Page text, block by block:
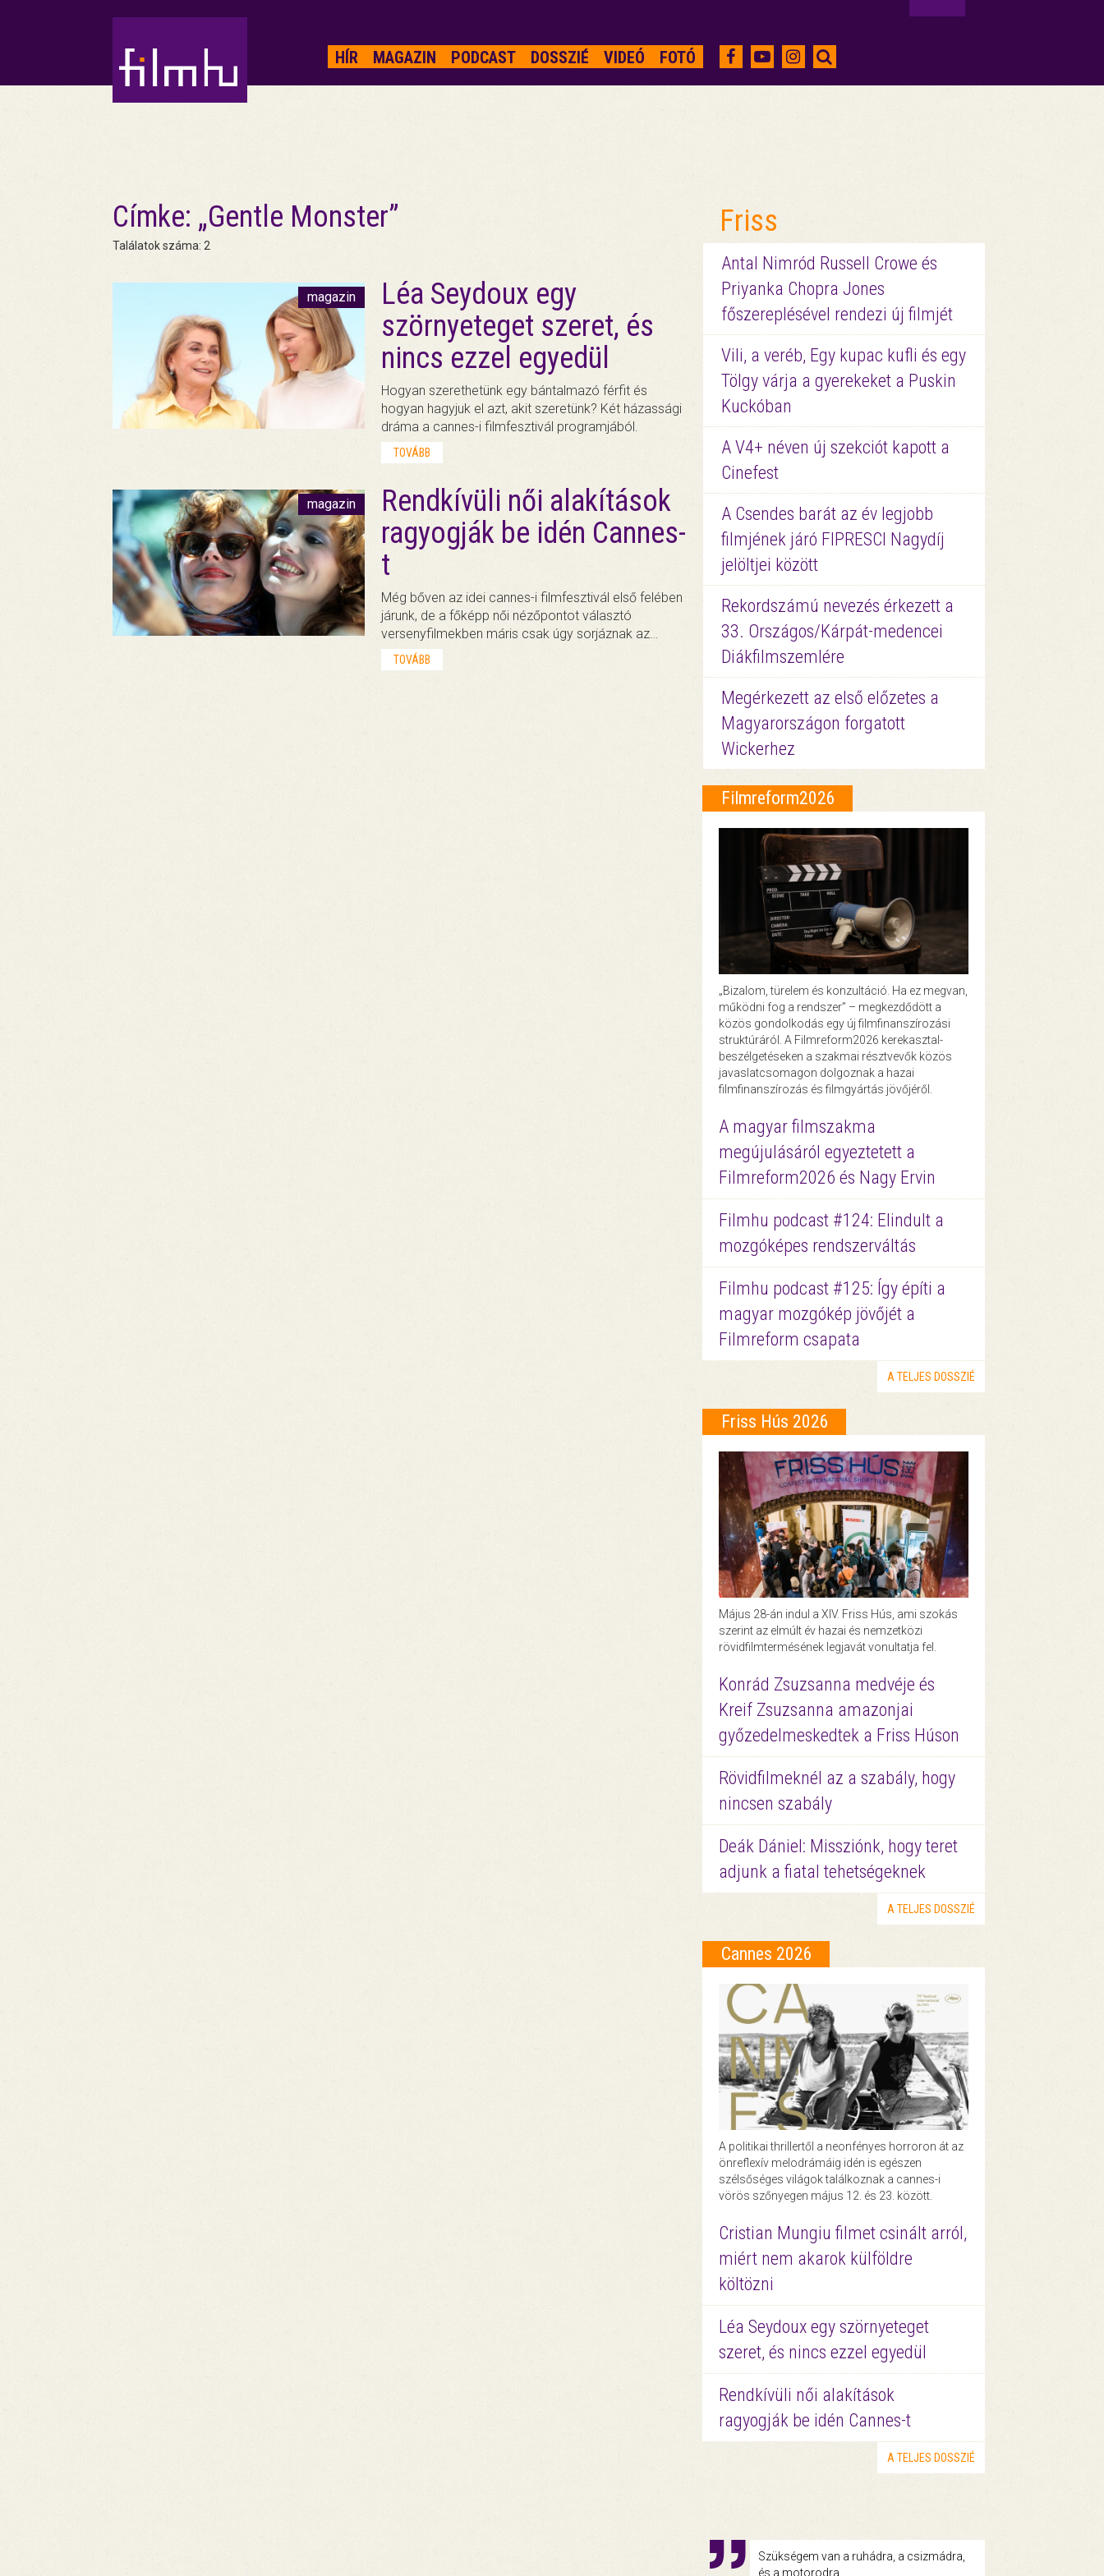
HÍR MAGAZIN PODCAST DOSSZIÉ VIDEÓ FOTÓ
Címke: „Gentle Monster”
Találatok száma: 2
magazin
Léa Seydoux egy
szörnyeteget szeret, és
nincs ezzel egyedül
Hogyan szerethetünk egy bántalmazó férfit és
hogyan hagyjuk el azt, akit szeretünk? Két házassági
dráma a cannes-i filmfesztivál programjából.
TOVÁBB
magazin
Rendkívüli női alakítások
ragyogják be idén Cannes-
t
Még bőven az idei cannes-i filmfesztivál első felében
járunk, de a főképp női nézőpontot választó
versenyfilmekben máris csak úgy sorjáznak az…
TOVÁBB
Friss
Antal Nimród Russell Crowe és
Priyanka Chopra Jones
főszereplésével rendezi új filmjét
Vili, a veréb, Egy kupac kufli és egy
Tölgy várja a gyerekeket a Puskin
Kuckóban
A V4+ néven új szekciót kapott a
Cinefest
A Csendes barát az év legjobb
filmjének járó FIPRESCI Nagydíj
jelöltjei között
Rekordszámú nevezés érkezett a
33. Országos/Kárpát-medencei
Diákfilmszemlére
Megérkezett az első előzetes a
Magyarországon forgatott
Wickerhez
Filmreform2026
„Bizalom, türelem és konzultáció. Ha ez megvan,
működni fog a rendszer” – megkezdődött a
közös gondolkodás egy új filmfinanszírozási
struktúráról. A Filmreform2026 kerekasztal-
beszélgetéseken a szakmai résztvevők közös
javaslatcsomagon dolgoznak a hazai
filmfinanszírozás és filmgyártás jövőjéről.
A magyar filmszakma
megújulásáról egyeztetett a
Filmreform2026 és Nagy Ervin
Filmhu podcast #124: Elindult a
mozgóképes rendszerváltás
Filmhu podcast #125: Így építi a
magyar mozgókép jövőjét a
Filmreform csapata
A TELJES DOSSZIÉ
Friss Hús 2026
Május 28-án indul a XIV. Friss Hús, ami szokás
szerint az elmúlt év hazai és nemzetközi
rövidfilmtermésének legjavát vonultatja fel.
Konrád Zsuzsanna medvéje és
Kreif Zsuzsanna amazonjai
győzedelmeskedtek a Friss Húson
Rövidfilmeknél az a szabály, hogy
nincsen szabály
Deák Dániel: Missziónk, hogy teret
adjunk a fiatal tehetségeknek
A TELJES DOSSZIÉ
Cannes 2026
A politikai thrillertől a neonfényes horroron át az
önreflexív melodrámáig idén is egészen
szélsőséges világok találkoznak a cannes-i
vörös szőnyegen május 12. és 23. között.
Cristian Mungiu filmet csinált arról,
miért nem akarok külföldre
költözni
Léa Seydoux egy szörnyeteget
szeret, és nincs ezzel egyedül
Rendkívüli női alakítások
ragyogják be idén Cannes-t
A TELJES DOSSZIÉ
Szükségem van a ruhádra, a csizmádra,
és a motorodra.